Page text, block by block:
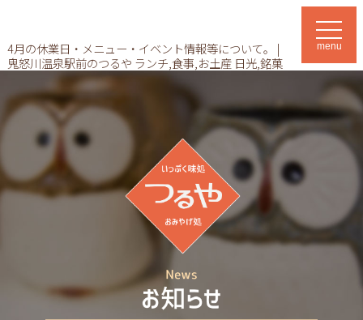
t
o
g
g
e
a
v
i
menu
4月の休業日・メニュー・イベント情報等について。 |
鬼怒川温泉駅前のつるや ランチ,食事,お土産 日光,銘菓